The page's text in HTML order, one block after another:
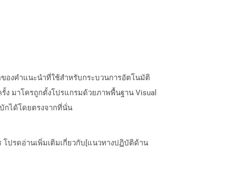
องคำแนะนำที่ใช้สำหรับกระบวนการอัตโนมัติ
ง มาโครถูกตั้งโปรแกรมด้วยภาพพื้นฐาน Visual
กได้โดยตรงจากที่นั่น
ปรดอ่านเพิ่มเติมเกี่ยวกับ[แนวทางปฏิบัติด้าน